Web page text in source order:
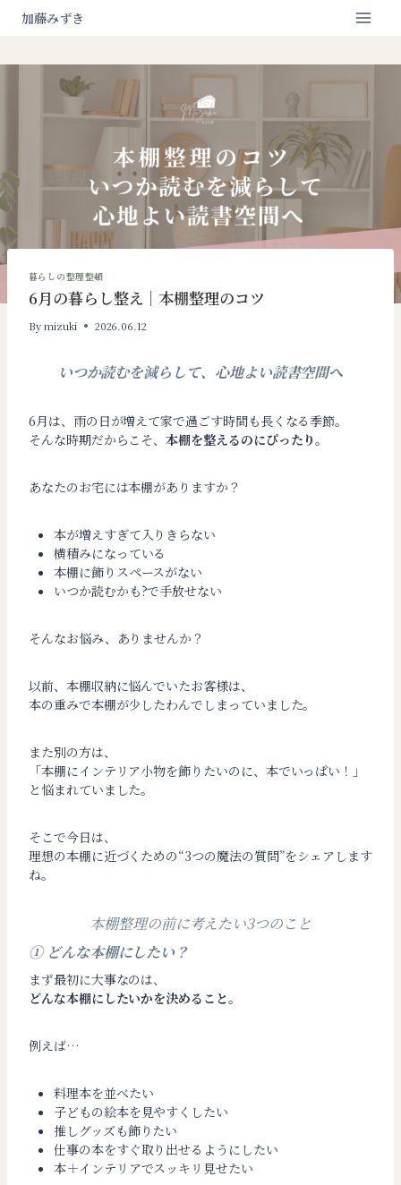
ス
加藤みずき
暮らしの整理整頓
6月の暮らし整え｜本棚整理のコツ
Bymizuki 2026.06.12
いつか読むを減らして、心地よい読書空間へ
6月は、雨の日が増えて家で過ごす時間も長くなる季節。
そんな時期だからこそ、本棚を整えるのにぴったり。
あなたのお宅には本棚がありますか？
本が増えすぎて入りきらない
横積みになっている
本棚に飾りスペースがない
いつか読むかも?で手放せない
そんなお悩み、ありませんか？
以前、本棚収納に悩んでいたお客様は、
本の重みで本棚が少したわんでしまっていました。
また別の方は、
「本棚にインテリア小物を飾りたいのに、本でいっぱい！」
と悩まれていました。
そこで今日は、
理想の本棚に近づくための“3つの魔法の質問”をシェアします
ね。
本棚整理の前に考えたい3つのこと
① どんな本棚にしたい？
まず最初に大事なのは、
どんな本棚にしたいかを決めること。
例えば…
料理本を並べたい
子どもの絵本を見やすくしたい
推しグッズも飾りたい
仕事の本をすぐ取り出せるようにしたい
本＋インテリアでスッキリ見せたい